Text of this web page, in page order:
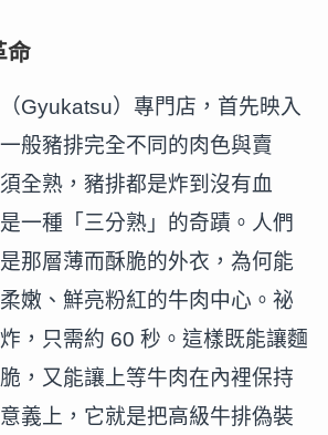
命
Gyukatsu）專門店，首先映入
般豬排完全不同的肉色與賣
全熟，豬排都是炸到沒有血
一種「三分熟」的奇蹟。人們
那層薄而酥脆的外衣，為何能
嫩、鮮亮粉紅的牛肉中心。祕
，只需約 60 秒。這樣既能讓麵
，又能讓上等牛肉在內裡保持
義上，它就是把高級牛排偽裝